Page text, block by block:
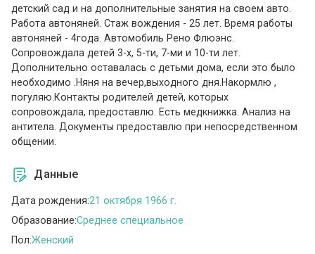
детский сад и на дополнительные занятия на своем авто.
Работа автоняней. Стаж вождения - 25 лет. Время работы
автоняней - 4года. Автомобиль Рено Флюэнс.
Сопровождала детей 3-х, 5-ти, 7-ми и 10-ти лет.
Дополнительно оставалась с детьми дома, если это было
необходимо .Няня на вечер,выходного дня.Накормлю ,
погуляю.Контакты родителей детей, которых
сопровождала, предоставлю. Есть медкнижка. Анализ на
антитела. Документы предоставлю при непосредственном
общении.
Данные
Дата рождения:21 октября 1966 г.
Образование:Среднее специальное
Пол:Женский